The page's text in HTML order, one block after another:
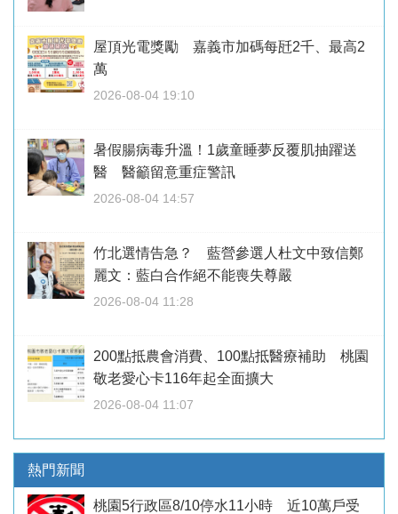
屋頂光電獎勵 嘉義市加碼每瓩2千、最高2
萬
2026-08-04 19:10
暑假腸病毒升溫！1歲童睡夢反覆肌抽躍送
醫 醫籲留意重症警訊
2026-08-04 14:57
竹北選情告急？ 藍營參選人杜文中致信鄭
麗文：藍白合作絕不能喪失尊嚴
2026-08-04 11:28
200點抵農會消費、100點抵醫療補助 桃園
敬老愛心卡116年起全面擴大
2026-08-04 11:07
熱門新聞
桃園5行政區8/10停水11小時 近10萬戶受